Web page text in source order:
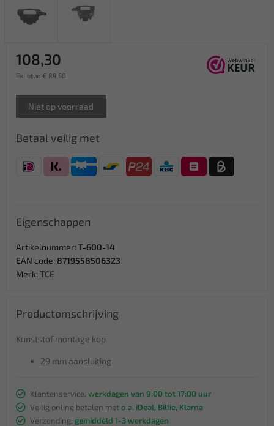
108,30
Ex. btw: € 89,50
Niet op voorraad
Betaal veilig met
Eigenschappen
Artikelnummer: T-600-14
EAN code: 8719558506323
Merk: TCE
Productomschrijving
Kunststof montage kop
29 mm aansluiting
Klantenservice, werkdagen van 9:00 tot 17:00 uur
Veilig online betalen met o.a. iDeal, Billie, Klarna
Verzending: gemiddeld 1-3 werkdagen